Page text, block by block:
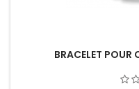
BRACELET POUR